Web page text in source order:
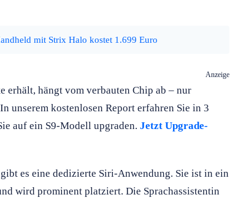
mit Strix Halo kostet 1.699 Euro
Anzeige
erhält, hängt vom verbauten Chip ab – nur
unserem kostenlosen Report erfahren Sie in 3
auf ein S9-Modell upgraden. Jetzt Upgrade-
es eine dedizierte Siri-Anwendung. Sie ist in ein
wird prominent platziert. Die Sprachassistentin